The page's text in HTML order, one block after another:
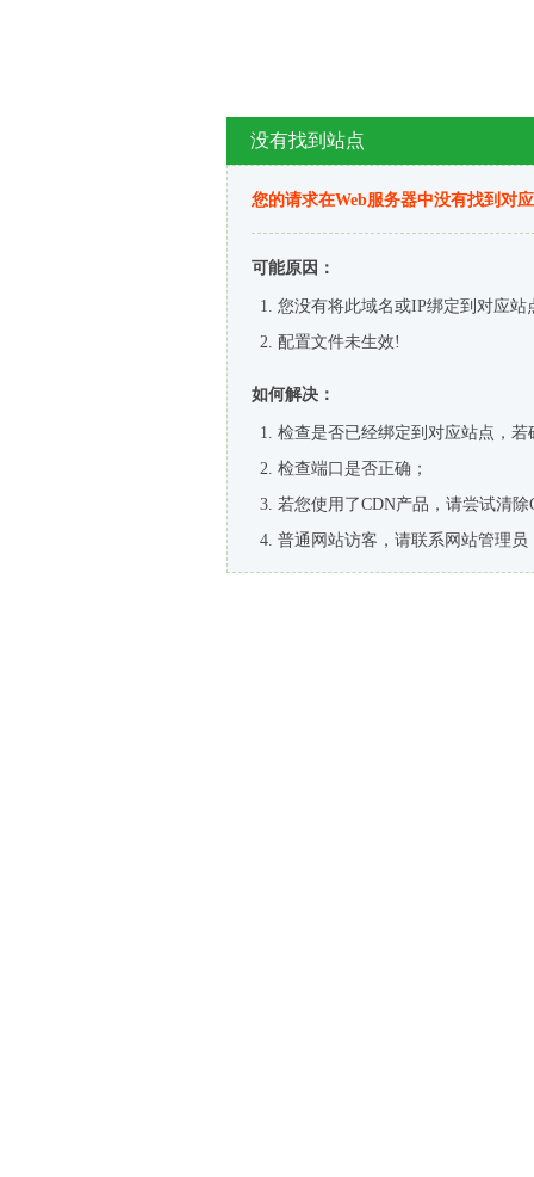
没有找到站点
您的请求在Web服务器中没有找到对
可能原因：
您没有将此域名或IP绑定到对应站
配置文件未生效!
如何解决：
检查是否已经绑定到对应站点，
检查端口是否正确；
若您使用了CDN产品，请尝试清除
普通网站访客，请联系网站管理员